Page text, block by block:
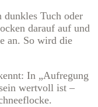
Tuch oder
darauf auf und
an. So wird die
In „Aufregung
wertvoll ist –